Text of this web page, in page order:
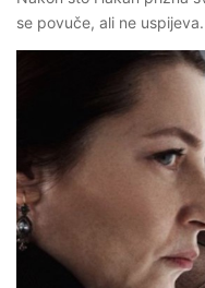
se povuče, ali ne